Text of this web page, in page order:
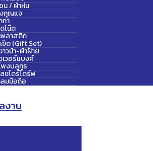
น / ผ้าห่ม
กุญแจ
กา
โน๊ต
ลาสติก
ซ็ต (Gift Set)
าวม้า-ผ้าฝ้าย
เวอร์แบงค์
พงบลูทูธ
ชไดร์ไดร์ฟ
มมือถือ
งาน